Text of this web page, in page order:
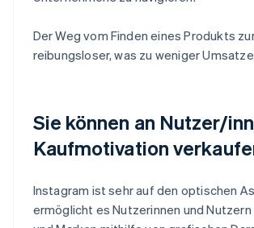
Der Weg vom Finden eines Produkts
reibungsloser, was zu weniger
Sie können an Nutzer/
Kaufmotivation
Instagram ist sehr auf den optischen
ermöglicht es Nutzerinnen und